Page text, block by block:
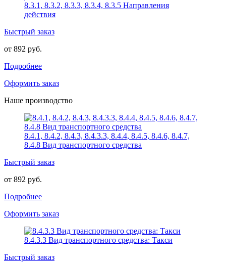
8.3.1, 8.3.2, 8.3.3, 8.3.4, 8.3.5 Направления
действия
Быстрый заказ
от 892 руб.
Подробнее
Оформить заказ
Наше производство
8.4.1, 8.4.2, 8.4.3, 8.4.3.3, 8.4.4, 8.4.5, 8.4.6, 8.4.7,
8.4.8 Вид транспортного средства
Быстрый заказ
от 892 руб.
Подробнее
Оформить заказ
8.4.3.3 Вид транспортного средства: Такси
Быстрый заказ